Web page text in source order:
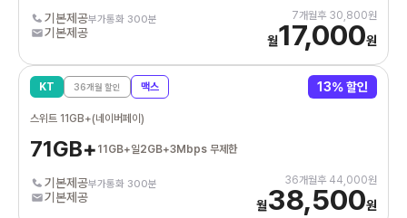
기본제공부가통화 300분
기본제공
7개월후 30,800원
월17,000원
KT 36개월 할인 맥스 13% 할인
스위트 11GB+(네이버페이)
71GB+ 11GB+일2GB+3Mbps 무제한
기본제공부가통화 300분
기본제공
36개월후 44,000원
월38,500원